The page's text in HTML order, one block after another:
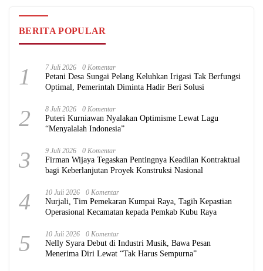
BERITA POPULAR
1 7 Juli 2026 0 Komentar
Petani Desa Sungai Pelang Keluhkan Irigasi Tak Berfungsi
Optimal, Pemerintah Diminta Hadir Beri Solusi
2 8 Juli 2026 0 Komentar
Puteri Kurniawan Nyalakan Optimisme Lewat Lagu
“Menyalalah Indonesia”
3 9 Juli 2026 0 Komentar
Firman Wijaya Tegaskan Pentingnya Keadilan Kontraktual
bagi Keberlanjutan Proyek Konstruksi Nasional
4 10 Juli 2026 0 Komentar
Nurjali, Tim Pemekaran Kumpai Raya, Tagih Kepastian
Operasional Kecamatan kepada Pemkab Kubu Raya
5 10 Juli 2026 0 Komentar
Nelly Syara Debut di Industri Musik, Bawa Pesan
Menerima Diri Lewat “Tak Harus Sempurna”